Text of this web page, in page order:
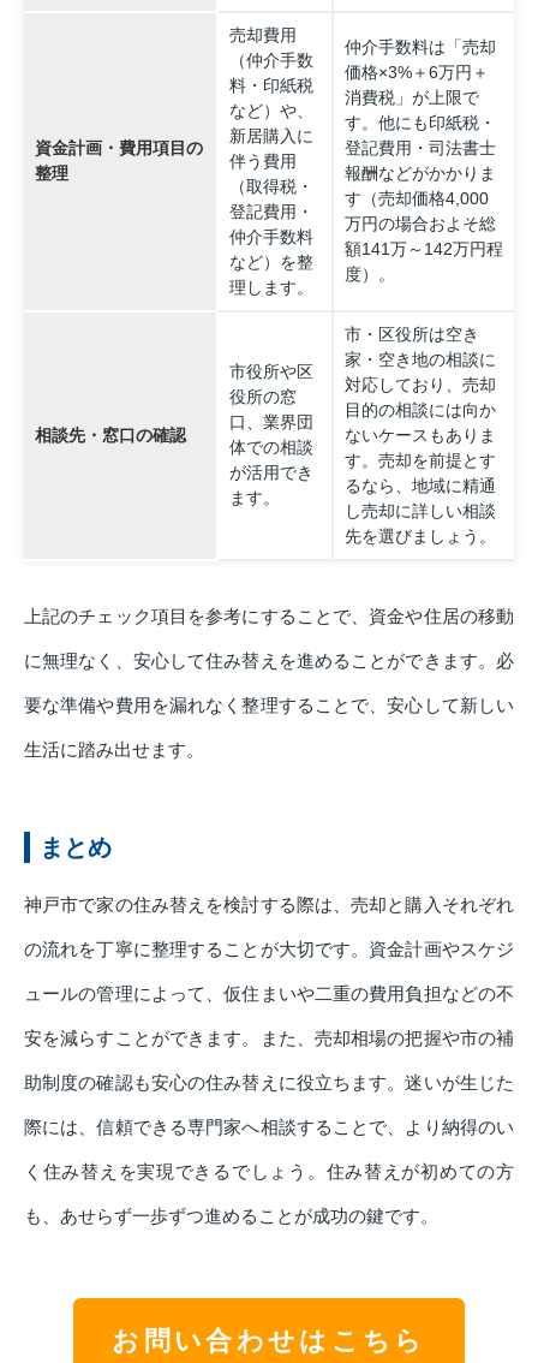
資金計画・費用項目の
整理
売却費用
（仲介手数
料・印紙税
など）や、
新居購入に
伴う費用
（取得税・
登記費用・
仲介手数料
など）を整
理します。
仲介手数料は「売却
価格×3%＋6万円＋
消費税」が上限で
す。他にも印紙税・
登記費用・司法書士
報酬などがかかりま
す（売却価格4,000
万円の場合およそ総
額141万～142万円程
度）。
相談先・窓口の確認
市役所や区
役所の窓
口、業界団
体での相談
が活用でき
ます。
市・区役所は空き
家・空き地の相談に
対応しており、売却
目的の相談には向か
ないケースもありま
す。売却を前提とす
るなら、地域に精通
し売却に詳しい相談
先を選びましょう。
上記のチェック項目を参考にすることで、資金や住居の移動
に無理なく、安心して住み替えを進めることができます。必
要な準備や費用を漏れなく整理することで、安心して新しい
生活に踏み出せます。
まとめ
神戸市で家の住み替えを検討する際は、売却と購入それぞれ
の流れを丁寧に整理することが大切です。資金計画やスケジ
ュールの管理によって、仮住まいや二重の費用負担などの不
安を減らすことができます。また、売却相場の把握や市の補
助制度の確認も安心の住み替えに役立ちます。迷いが生じた
際には、信頼できる専門家へ相談することで、より納得のい
く住み替えを実現できるでしょう。住み替えが初めての方
も、あせらず一歩ずつ進めることが成功の鍵です。
お問い合わせはこちら